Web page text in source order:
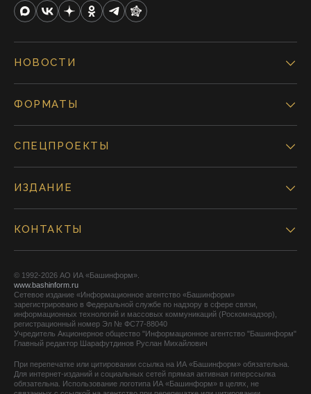
НОВОСТИ
ФОРМАТЫ
СПЕЦПРОЕКТЫ
ИЗДАНИЕ
КОНТАКТЫ
© 1992-2026 АО ИА «Башинформ».
www.bashinform.ru
Сетевое издание «Информационное агентство «Башинформ»
зарегистрировано в Федеральной службе по надзору в сфере связи,
информационных технологий и массовых коммуникаций (Роскомнадзор),
регистрационный номер Эл № ФС77-88040
Учредитель Акционерное общество "Информационное агентство "Башинформ"
Главный редактор Шарафутдинов Руслан Михайлович
При перепечатке или цитировании ссылка на ИА «Башинформ» обязательна.
Для интернет-изданий и социальных сетей прямая активная гиперссылка
обязательна. Использование логотипа ИА «Башинформ» в целях, не